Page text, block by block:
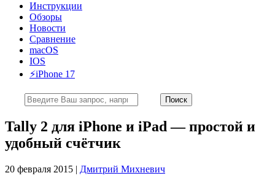
Инструкции
Обзоры
Новости
Сравнение
macOS
IOS
⚡️iPhone 17
Tally 2 для iPhone и iPad — простой и
удобный счётчик
20 февраля 2015 | Дмитрий Михневич